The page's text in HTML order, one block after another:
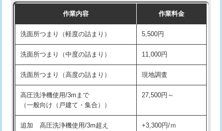
モルタル補修（厚さ10㎝まで） 27,500円
モルタル補修（厚さ10㎝超え） 38,500円
洗面台設置 38,500円
バスタブ設置 現場見積
追加人工 16,500円
廃棄・処分
交換・取付（その他部品） 11,000円+材料費
持込商品取付（単水栓） 13,200円
持込商品取付（混合水栓） 16,500円
持込商品取付（浄水器・分岐水栓） 16,500円
給水管工事※（ホール加工) 16,500円
給水管工事※（バンド止め)
給水管工事※（支持金具設置) 5,500円
作業内容 作業料金
洗面所つまり（軽度の詰まり） 5,500円
洗面所つまり（中度の詰まり） 11,000円
洗面所つまり（高度の詰まり） 現地調査
高圧洗浄機使用/3mまで
（一般向け（戸建て・集合））
27,500円～
追加 高圧洗浄機使用/3m超え
+3,300円/ｍ